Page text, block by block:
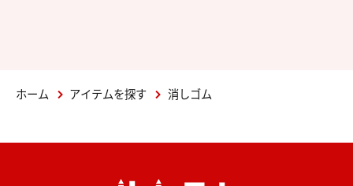
ホーム アイテムを探す 消しゴム